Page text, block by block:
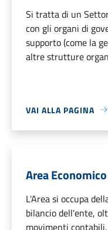
Si tratta di un
con gli organi di
supporto (come la
altre strutture
VAI ALLA PAGINA
Area
L'Area si occupa
bilancio dell'ente,
movimenti